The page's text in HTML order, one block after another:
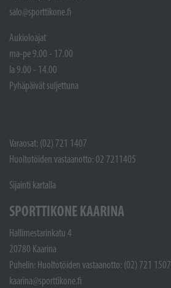
salo@sporttikone.fi
Aukioloajat
ma-pe 9.00 - 17.00
la 9.00 - 14.00
Pyhäpäivät suljettuna
Varaosat: (02) 721 1407
Huoltotöiden vastaanotto: 02 7211405
Sijainti kartalla
SPORTTIKONE KAARINA
Hallimestarinkatu 4
20780 Kaarina
Puhelin: Huoltotöiden vastaanotto: (02) 721 1507
kaarina@sporttikone.fi